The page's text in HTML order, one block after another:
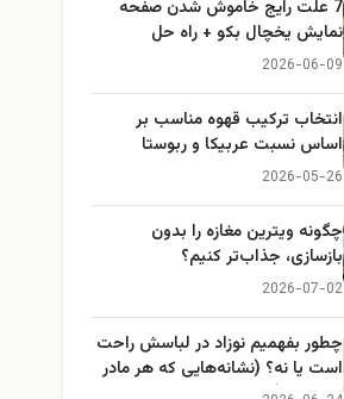
7 علت رایج خاموش شدن صفحه
نمایش یخچال بکو + راه حل
2026-06-09
انتخاب ترکیب قهوه مناسب بر
اساس نسبت عربیکا و ربوستا
2026-05-26
چگونه ویترین مغازه را بدون
بازسازی، جذاب‌تر کنیم؟
2026-07-02
چطور بفهمیم نوزاد در لباسش راحت
است یا نه؟ (نشانه‌هایی که هر مادر